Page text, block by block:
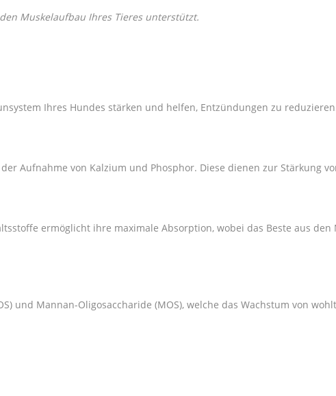
Muskelaufbau Ihres Tieres unterstützt.
Ihres Hundes stärken und helfen, Entzündungen zu
Aufnahme von Kalzium und Phosphor. Diese dienen zur Stärkung
ermöglicht ihre maximale Absorption, wobei das Beste aus
und Mannan-Oligosaccharide (MOS), welche das Wachstum von